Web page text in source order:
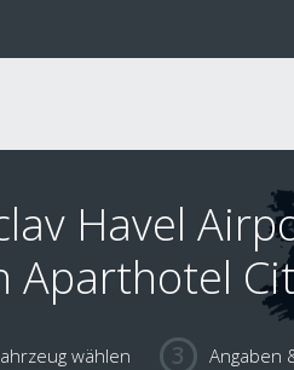
Havel
Aparthotel
wählen Angaben